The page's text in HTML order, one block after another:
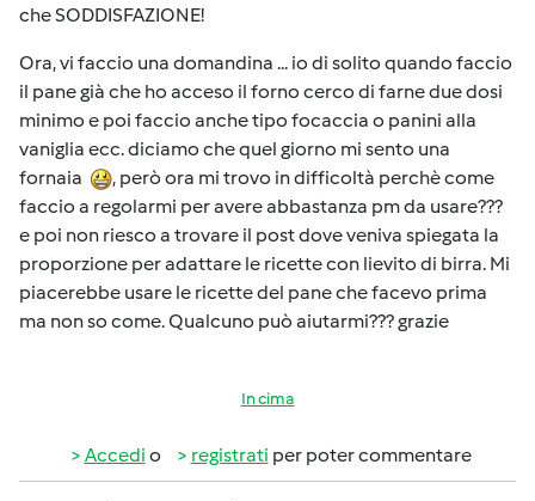
che SODDISFAZIONE!
Ora, vi faccio una domandina ... io di solito quando faccio
il pane già che ho acceso il forno cerco di farne due dosi
minimo e poi faccio anche tipo focaccia o panini alla
vaniglia ecc. diciamo che quel giorno mi sento una
fornaia
, però ora mi trovo in difficoltà perchè come
faccio a regolarmi per avere abbastanza pm da usare???
e poi non riesco a trovare il post dove veniva spiegata la
proporzione per adattare le ricette con lievito di birra. Mi
piacerebbe usare le ricette del pane che facevo prima
ma non so come. Qualcuno può aiutarmi??? grazie
In cima
Accedi o registrati per poter commentare